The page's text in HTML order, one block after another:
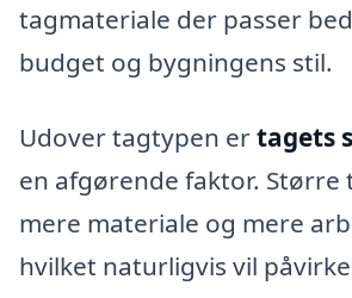
tagmateriale der passer
budget og bygningens stil.
Udover tagtypen ertagets
en afgørende faktor.
mere materiale og mere
hvilket naturligvis vil